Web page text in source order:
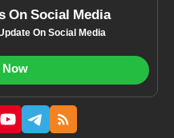
On Social Media
On Social Media